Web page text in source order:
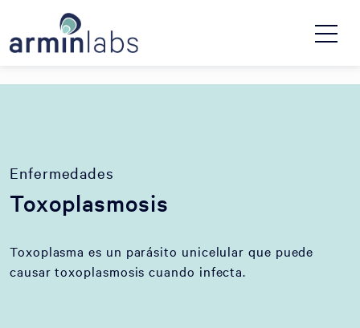
Enfermedades
Toxoplasmosis
Toxoplasma es un parásito unicelular que puede
causar toxoplasmosis cuando infecta.